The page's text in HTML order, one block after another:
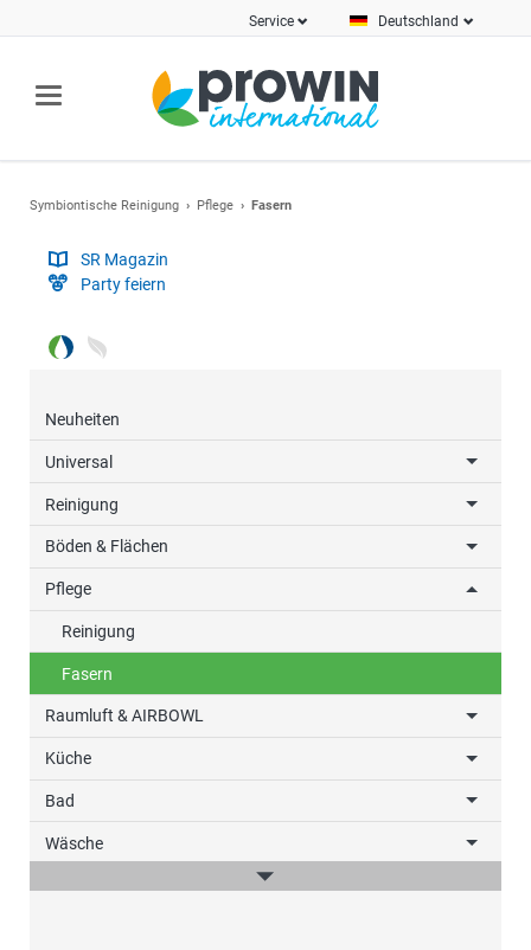
Deutschland
Service
Symbiontische Reinigung Pflege Fasern
SR Magazin
Party feiern
Neuheiten
Universal
Reinigung
Böden & Flächen
Pflege
Reinigung
Fasern
Raumluft & AIRBOWL
Küche
Bad
Wäsche